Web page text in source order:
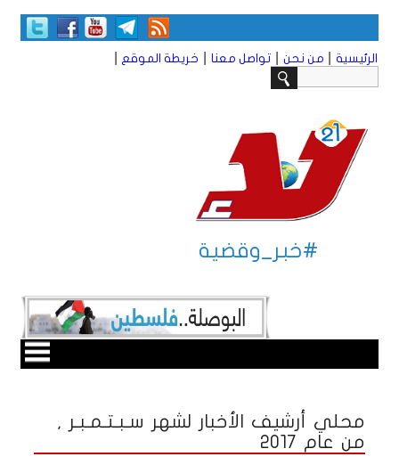
الرئيسية من نحن تواصل معنا خريطة الموقع
#خبر_وقضية
محلي أرشيف الأخبار لشهر سـبـتـمـبـر ,
من عام 2017